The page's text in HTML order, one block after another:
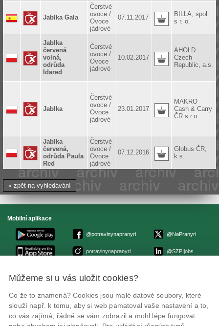
Jablka Gala
Čerstvé
ovoce /
Ovoce
jádrové
07.11.2017
BILLA, spol.
s r. o.
Jablka
červená
volná,
odrůda
Idared
Čerstvé
ovoce /
Ovoce
jádrové
10.02.2017
AHOLD
Czech
Republic, a.s.
Jablka
Čerstvé
ovoce /
Ovoce
jádrové
23.01.2017
MAKRO
Cash & Carry
ČR s.r.o.
Jablka
červená,
odrůda Paula
Red
Čerstvé
ovoce /
Ovoce
jádrové
07.12.2016
Globus ČR,
k.s.
« zpět na vyhledávání
Mobilní aplikace
@potravinynapranyri
potravinynapranyri
@NaPranyri
@SZPIjobs
© Státní zemědělská a potravinářská inspekce 2026
ID datové schránky: avraiqg
IČO: 75014149, DIČ: CZ75014149
Zásady ochrany soukromí
Nastavení cookies
Můžeme si u vás uložit cookies?
Co že to znamená? Cookies jsou malé datové soubory, které
slouží např. k tomu, aby si web pamatoval vaše nastavení a to,
co vás zajímá, řádně se vám zobrazil a mohl lépe fungovat